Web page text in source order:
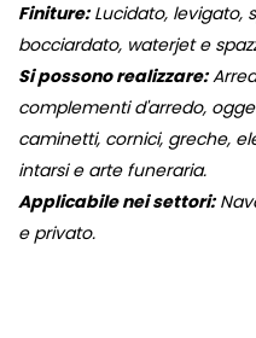
Finiture:Lucidato, levigato,
bocciardato, waterjet e
Si possono realizzare:
complementi d'arredo,
caminetti, cornici, greche,
intarsi e arte funeraria.
Applicabile nei settori:
e privato.